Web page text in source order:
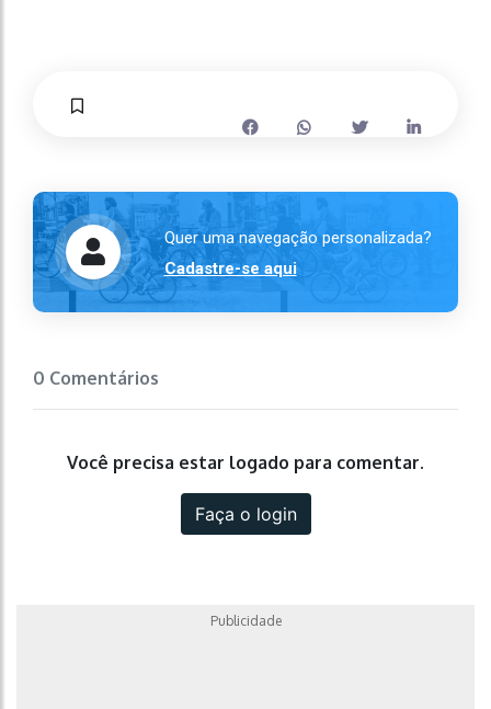
Quer uma navegação personalizada?
Cadastre-se aqui
0 Comentários
Você precisa estar logado para comentar.
Faça o login
Publicidade